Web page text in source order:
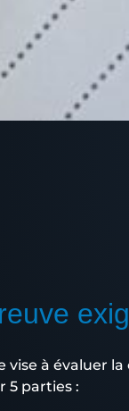
vise à évaluer
5 parties :